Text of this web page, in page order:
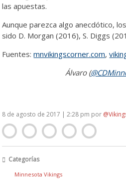
las apuestas.
Aunque parezca algo anecdótico,
sido D. Morgan (2016), S. Diggs
Fuentes:mnvikingscorner.com,
Álvaro (
8 de agosto de 2017 | 2:28 pm por
Categorías
Minnesota Vikings